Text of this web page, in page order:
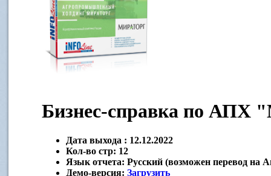
Бизнес-справка по АПХ
Дата выхода : 12.12.2022
Кол-во стр: 12
Язык отчета: Русский (возможен перевод на
Демо-версия: Загрузить